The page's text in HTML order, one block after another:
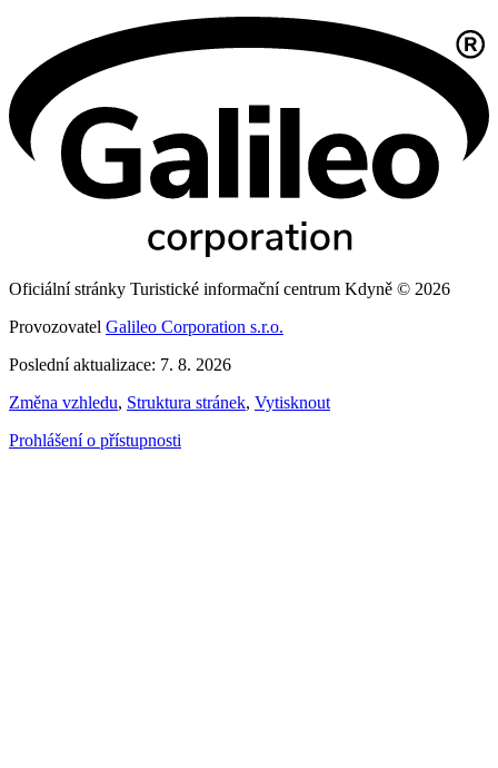
Oficiální stránky Turistické informační centrum Kdyně © 2026
Provozovatel Galileo Corporation s.r.o.
Poslední aktualizace: 7. 8. 2026
Změna vzhledu, Struktura stránek, Vytisknout
Prohlášení o přístupnosti